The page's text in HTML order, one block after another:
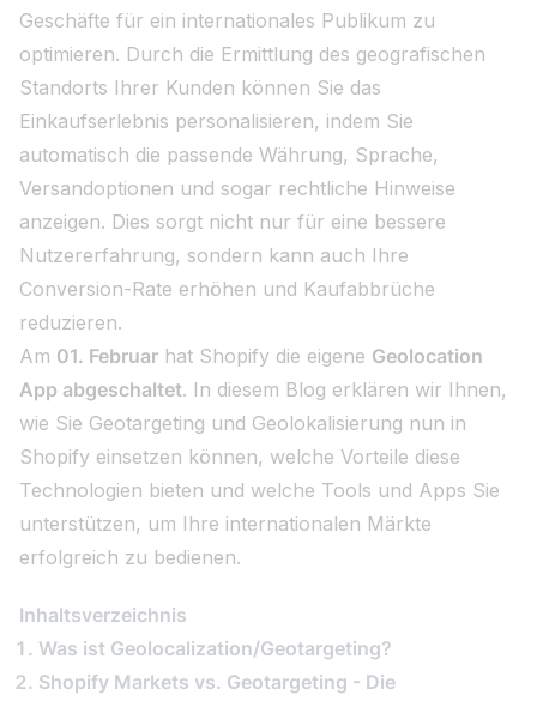
Geschäfte für ein internationales Publikum zu
optimieren. Durch die Ermittlung des geografischen
Standorts Ihrer Kunden können Sie das
Einkaufserlebnis personalisieren, indem Sie
automatisch die passende Währung, Sprache,
Versandoptionen und sogar rechtliche Hinweise
anzeigen. Dies sorgt nicht nur für eine bessere
Nutzererfahrung, sondern kann auch Ihre
Conversion-Rate erhöhen und Kaufabbrüche
reduzieren.
Am 01. Februar hat Shopify die eigene Geolocation
App abgeschaltet. In diesem Blog erklären wir Ihnen,
wie Sie Geotargeting und Geolokalisierung nun in
Shopify einsetzen können, welche Vorteile diese
Technologien bieten und welche Tools und Apps Sie
unterstützen, um Ihre internationalen Märkte
erfolgreich zu bedienen.
Inhaltsverzeichnis
Was ist Geolocalization/Geotargeting?
Shopify Markets vs. Geotargeting - Die